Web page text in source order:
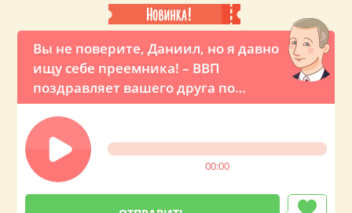
Вы не поверите, Даниил, но я давно
ищу себе преемника! – ВВП
поздравляет вашего друга по
телефону
00:00